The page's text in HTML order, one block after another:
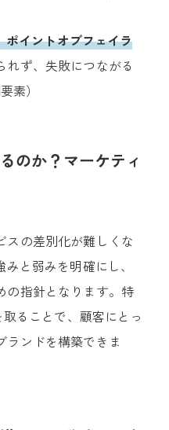
イントオブフェイラ
ず、失敗につながる
素）
のか？マーケティ
スの差別化が難しくな
と弱みを明確にし、
指針となります。 特
ることで、顧客にとっ
ランドを構築できま